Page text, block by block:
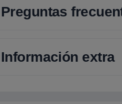
Preguntas
Información extra